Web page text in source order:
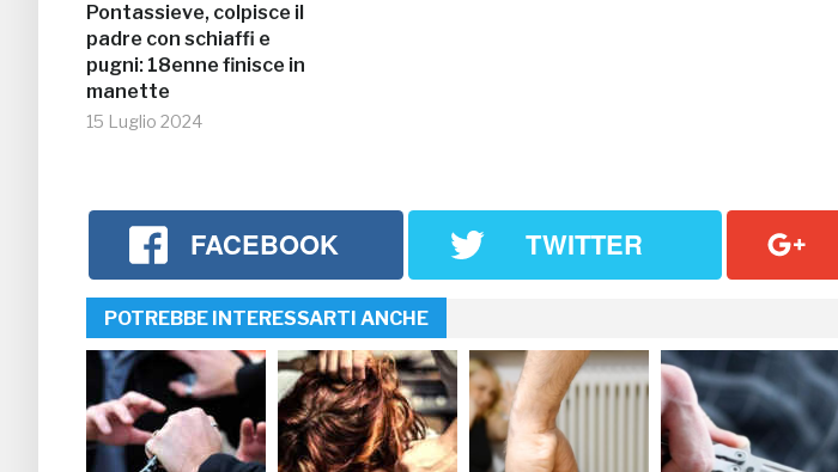
Pontassieve, colpisce il
padre con schiaffi e
pugni: 18enne finisce in
manette
15 Luglio 2024
FACEBOOK TWITTER
POTREBBE INTERESSARTI ANCHE